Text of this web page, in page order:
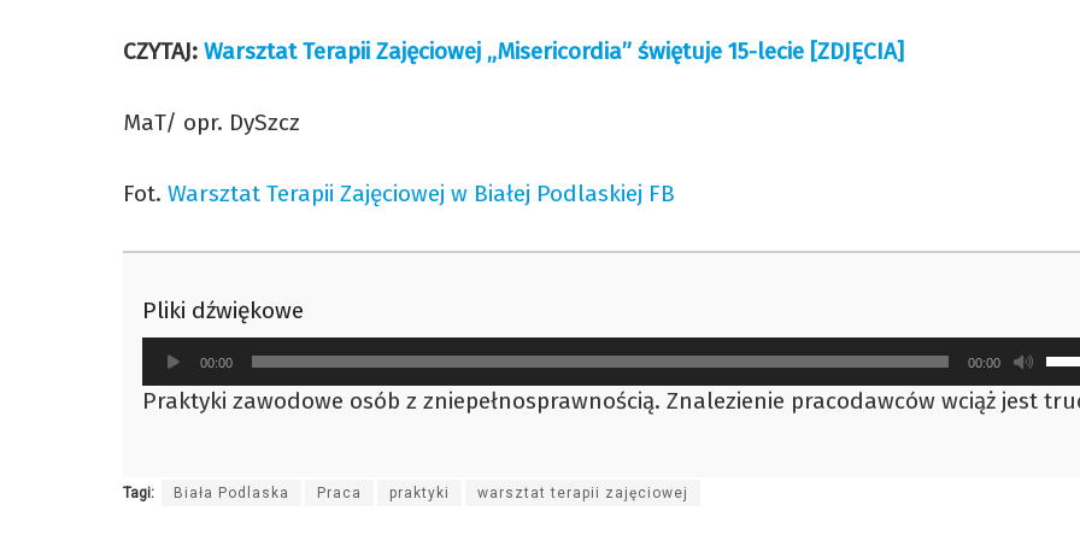
CZYTAJ: Warsztat Terapii Zajęciowej „Misericordia” świętuje 15-lecie [ZDJĘCIA]
MaT/ opr. DySzcz
Fot. Warsztat Terapii Zajęciowej w Białej Podlaskiej FB
Pliki dźwiękowe
Odtwarzacz
plików
dźwiękowych
00:00 00:00
do
Praktyki zawodowe osób z zniepełnosprawnością. Znalezienie pracodawców wciąż jest
Tagi: Biała Podlaska Praca praktyki warsztat terapii zajęciowej